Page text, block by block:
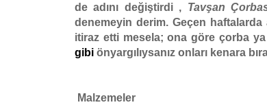
de adını değiştirdi , Tavşan
denemeyin derim. Geçen
itiraz etti mesela; ona göre çorba
gibi önyargılıysanız onları kenara
Malzemeler